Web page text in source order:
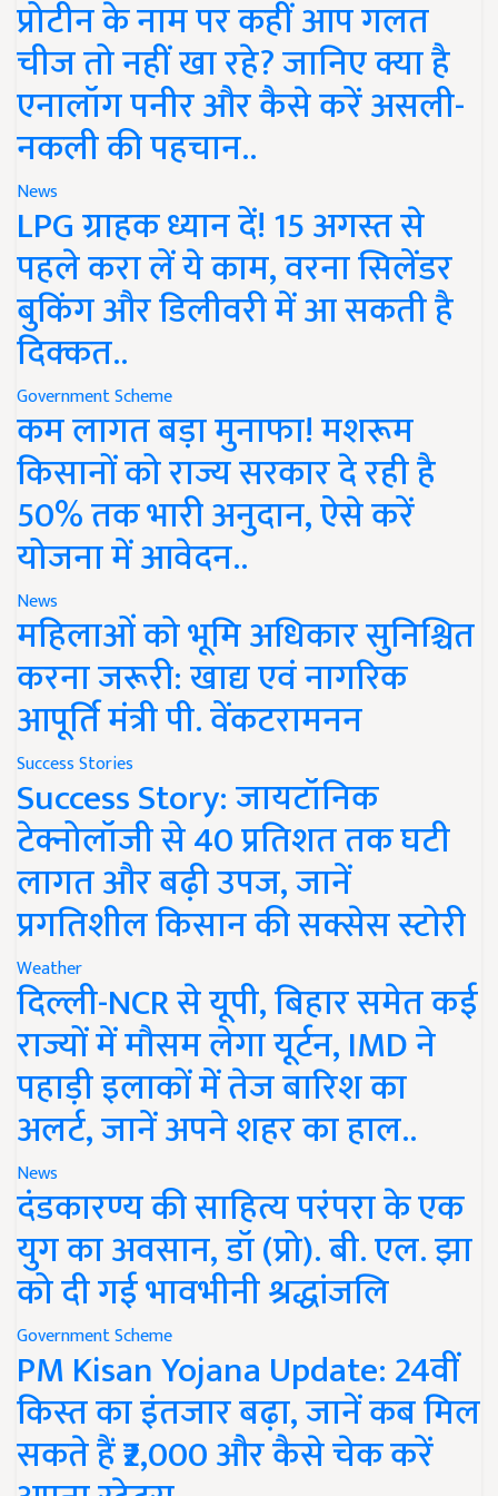
प्रोटीन के नाम पर कहीं आप गलत
चीज तो नहीं खा रहे? जानिए क्या है
एनालॉग पनीर और कैसे करें असली-
नकली की पहचान..
News
LPG ग्राहक ध्यान दें! 15 अगस्त से
पहले करा लें ये काम, वरना सिलेंडर
बुकिंग और डिलीवरी में आ सकती है
दिक्कत..
Government Scheme
कम लागत बड़ा मुनाफा! मशरूम
किसानों को राज्य सरकार दे रही है
50% तक भारी अनुदान, ऐसे करें
योजना में आवेदन..
News
महिलाओं को भूमि अधिकार सुनिश्चित
करना जरूरी: खाद्य एवं नागरिक
आपूर्ति मंत्री पी. वेंकटरामनन
Success Stories
Success Story: जायटॉनिक
टेक्नोलॉजी से 40 प्रतिशत तक घटी
लागत और बढ़ी उपज, जानें
प्रगतिशील किसान की सक्सेस स्टोरी
Weather
दिल्ली-NCR से यूपी, बिहार समेत कई
राज्यों में मौसम लेगा यूर्टन, IMD ने
पहाड़ी इलाकों में तेज बारिश का
अलर्ट, जानें अपने शहर का हाल..
News
दंडकारण्य की साहित्य परंपरा के एक
युग का अवसान, डॉ (प्रो). बी. एल. झा
को दी गई भावभीनी श्रद्धांजलि
Government Scheme
PM Kisan Yojana Update: 24वीं
किस्त का इंतजार बढ़ा, जानें कब मिल
सकते हैं ₹2,000 और कैसे चेक करें